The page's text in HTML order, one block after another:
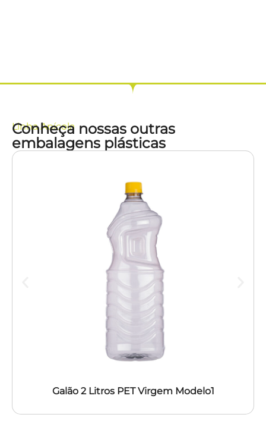
LinhaApícola
Conheça nossas outras
embalagens plásticas
Galão 2 Litros PET Virgem Modelo1